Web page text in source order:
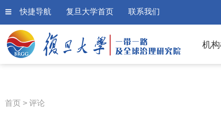
快捷导航 复旦大学首页 联系我们
机
首页 > 评论